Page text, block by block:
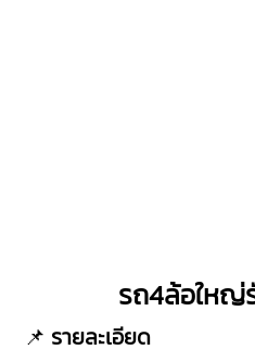
รถ4ล้อใหญ่
📌 รายละเอียด